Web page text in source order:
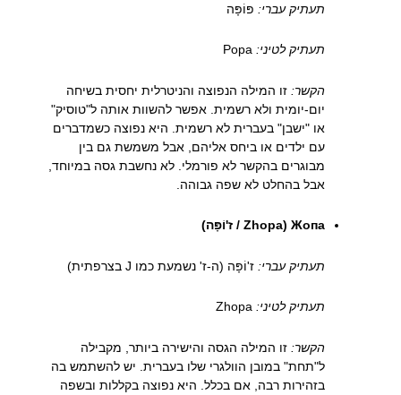
תעתיק עברי: פּוֹפָּה
תעתיק לטיני:Popa
הקשר: זו המילה הנפוצה והניטרלית יחסית בשיחה
יום-יומית ולא רשמית. אפשר להשוות אותה ל"טוסיק"
או "ישבן" בעברית לא רשמית. היא נפוצה כשמדברים
עם ילדים או ביחס אליהם, אבל משמשת גם בין
מבוגרים בהקשר לא פורמלי. לא נחשבת גסה במיוחד,
אבל בהחלט לא שפה גבוהה.
Жопа (Zhopa / ז'וֹפָּה)
תעתיק עברי: ז'וֹפָּה (ה-ז' נשמעת כמו J בצרפתית)
תעתיק לטיני:Zhopa
הקשר: זו המילה הגסה והישירה ביותר, מקבילה
ל"תחת" במובן הוולגרי שלו בעברית. יש להשתמש בה
בזהירות רבה, אם בכלל. היא נפוצה בקללות ובשפה